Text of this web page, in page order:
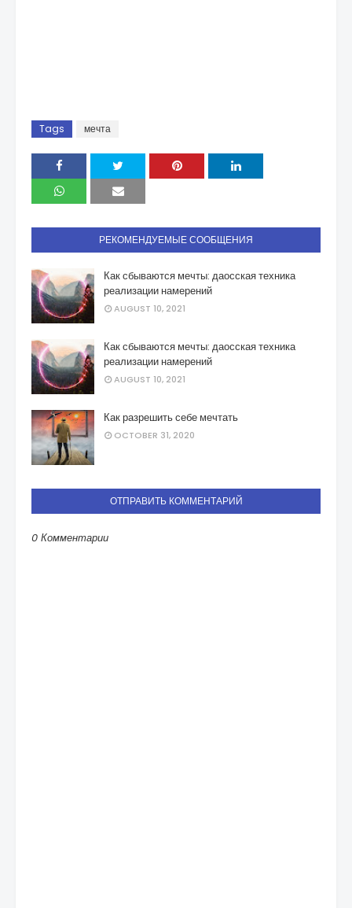
Tags мечта
РЕКОМЕНДУЕМЫЕ СООБЩЕНИЯ
Как сбываются мечты: даосская техника
реализации намерений
AUGUST 10, 2021
Как сбываются мечты: даосская техника
реализации намерений
AUGUST 10, 2021
Как разрешить себе мечтать
OCTOBER 31, 2020
ОТПРАВИТЬ КОММЕНТАРИЙ
0 Комментарии